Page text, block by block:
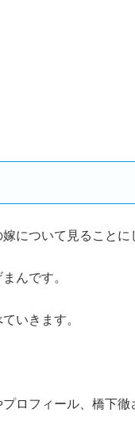
について見ることに
んです。
いきます。
ロフィール、橋下